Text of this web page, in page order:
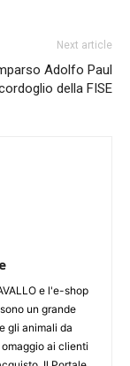
Next article
Adolfo Paul
della FISE
e l'e-shop
un grande
gli animali da
ai clienti